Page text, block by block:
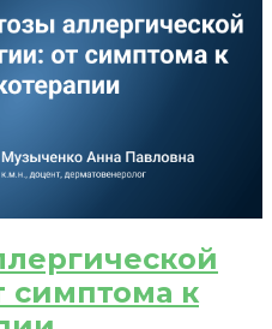
симптома к